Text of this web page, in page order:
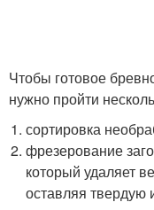
Чтобы готовое
нужно пройти
сортировка
фрезерование
который удаляет
оставляя